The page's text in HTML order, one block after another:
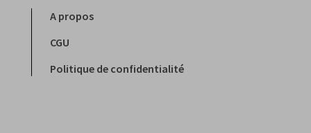
A propos
CGU
Politique de confidentialité